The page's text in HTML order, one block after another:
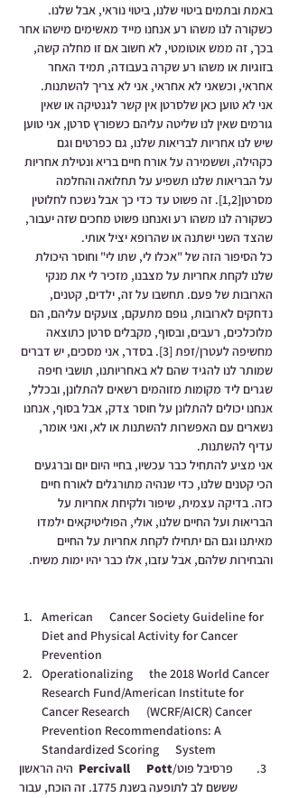
באמת ובתמים ביטוי שלנו, ביטוי נוראי, אבל שלנו.
כשקורה לנו משהו רע אנחנו מייד מאשימים מישהו אחר
בכך, זה ממש אוטומטי, לא חשוב אם זו מחלה קשה,
בזוגיות או משהו רע שקרה בעבודה, תמיד האחר
אחראי, וכשאני לא אחראי, אני לא צריך להשתנות.
אני לא טוען כאן שלסרטן אין קשר לגנטיקה או שאין
גורמים שאין לנו שליטה עליהם כשפורץ סרטן, אני טוען
שיש לנו אחריות לבריאות שלנו, גם כפרטים וגם
כקהילה, וששמירה על אורח חיים בריא ונטילת אחריות
על הבריאות שלנו תשפיע על תחלואה והחלמה
מסרטן[1,2]
. זה פשוט עד כדי כך אבל נשכח לחלוטין
כשקורה לנו משהו רע ואנחנו פשוט מחכים שזה יעבור,
שהצד השני ישתנה או שהרופא יציל אותי.
כל הסיפור הזה של "אכלו לי, שתו לי" וחוסר היכולת
שלנו לקחת אחריות על מצבנו, מזכיר לי את מנקי
הארובות של פעם. תחשבו על זה, ילדים, קטנים,
נדחקים לארובות, גופם מתעקם, צועקים עליהם, הם
מלוכלכים, רעבים, ובסוף, מקבלים סרטן כתוצאה
מחשיפה לעטרן/זפת [3]
. בסדר, אני מסכים, יש דברים
שמותר לנו להגיד שהם לא באחריותנו, תושבי חיפה
שגרים ליד מקומות מזוהמים רשאים להתלונן, ובכלל,
אנחנו יכולים להתלונן על חוסר צדק, אבל בסוף, אנחנו
נשארים עם האפשרות להשתנות או לא, ואני אומר,
עדיף להשתנות.
אני מציע להתחיל כבר עכשיו, בחיי היום יום וברגעים
הכי קטנים שלנו, כדי שנהיה מתורגלים לאורח חיים
כזה. בדיקה עצמית, שיפור ולקיחת אחריות על
הבריאות ועל החיים שלנו, אולי, הפוליטיקאים ילמדו
מאיתנו וגם הם יתחילו לקחת אחריות על החיים
והבחירות שלהם, אבל עזבו, אלו כבר יהיו ימות משיח.
American      Cancer Society Guideline for
Diet and Physical Activity for Cancer
Prevention
Operationalizing      the 2018 World Cancer
Research Fund/American Institute for
Cancer Research      (WCRF/AICR) Cancer
Prevention Recommendations: A
Standardized Scoring      System
פרסיבל פוט/Percivall      Pott היה הראשון
שששם לב לתופעה בשנת 1775. זה הוכח, עבור